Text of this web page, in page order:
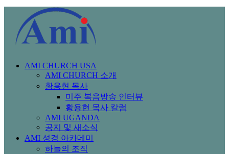
AMI CHURCH USA
AMI CHURCH 소개
황용현 목사
미주 복음방송 인터뷰
황용현 목사 칼럼
AMI UGANDA
공지 및 새소식
AMI 성경 아카데미
하늘의 조직